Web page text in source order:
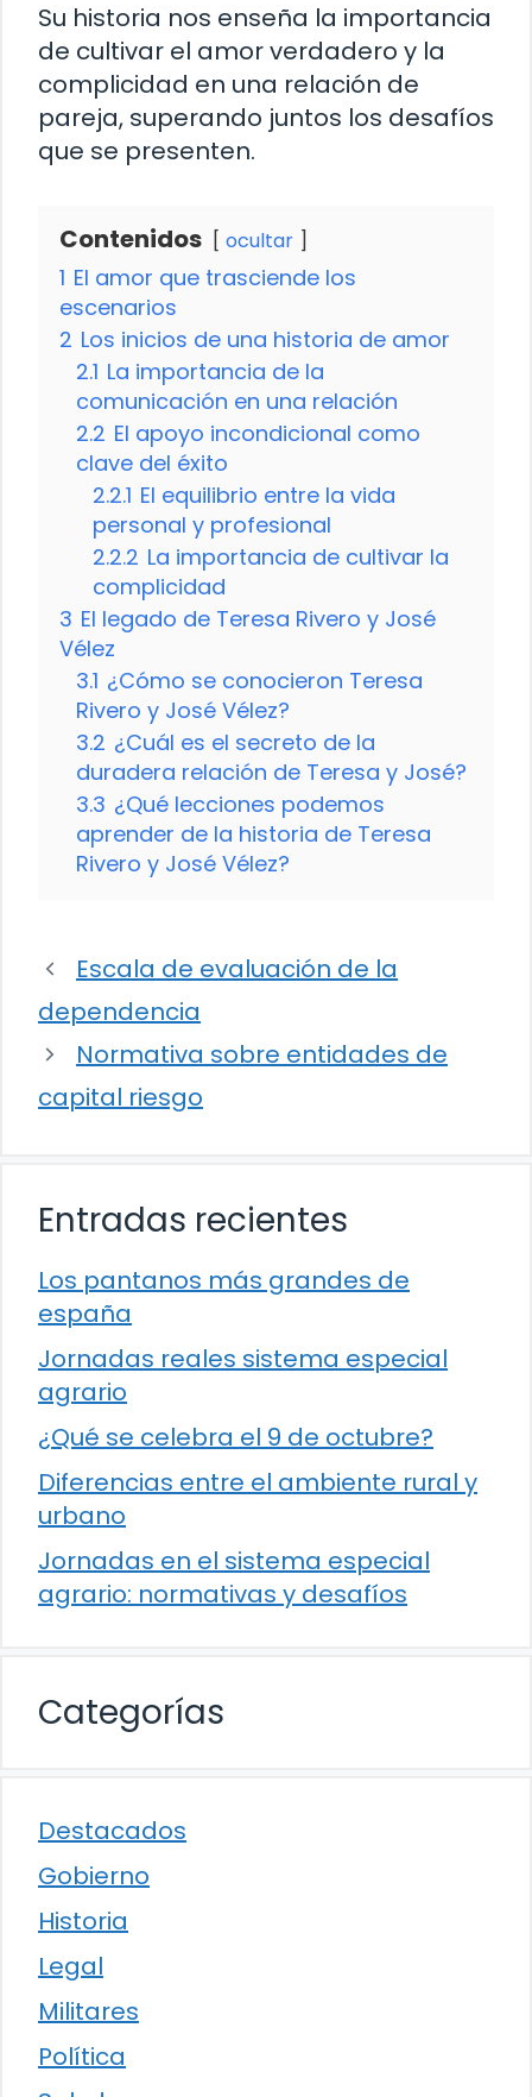
Su historia nos enseña la importancia
de cultivar el amor verdadero y la
complicidad en una relación de
pareja, superando juntos los desafíos
que se presenten.
Contenidos ocultar
1 El amor que trasciende los
escenarios
2 Los inicios de una historia de amor
2.1 La importancia de la
comunicación en una relación
2.2 El apoyo incondicional como
clave del éxito
2.2.1 El equilibrio entre la vida
personal y profesional
2.2.2 La importancia de cultivar la
complicidad
3 El legado de Teresa Rivero y José
Vélez
3.1 ¿Cómo se conocieron Teresa
Rivero y José Vélez?
3.2 ¿Cuál es el secreto de la
duradera relación de Teresa y José?
3.3 ¿Qué lecciones podemos
aprender de la historia de Teresa
Rivero y José Vélez?
Escala de evaluación de la
dependencia
Normativa sobre entidades de
capital riesgo
Entradas recientes
Los pantanos más grandes de
españa
Jornadas reales sistema especial
agrario
¿Qué se celebra el 9 de octubre?
Diferencias entre el ambiente rural y
urbano
Jornadas en el sistema especial
agrario: normativas y desafíos
Categorías
Destacados
Gobierno
Historia
Legal
Militares
Política